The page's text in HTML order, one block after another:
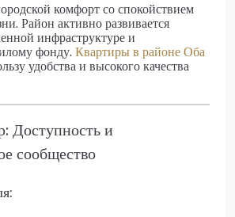
комфорт со спокойствием
Район активно развивается
инфраструктуре и
фонду. Квартиры в районе Оба
удобства и высокого качества
Доступность и
сообщество